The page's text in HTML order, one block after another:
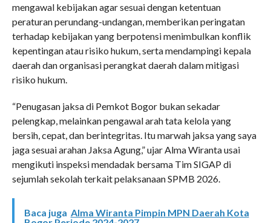
mengawal kebijakan agar sesuai dengan ketentuan
peraturan perundang-undangan, memberikan peringatan
terhadap kebijakan yang berpotensi menimbulkan konflik
kepentingan atau risiko hukum, serta mendampingi kepala
daerah dan organisasi perangkat daerah dalam mitigasi
risiko hukum.
“Penugasan jaksa di Pemkot Bogor bukan sekadar
pelengkap, melainkan pengawal arah tata kelola yang
bersih, cepat, dan berintegritas. Itu marwah jaksa yang saya
jaga sesuai arahan Jaksa Agung,” ujar Alma Wiranta usai
mengikuti inspeksi mendadak bersama Tim SIGAP di
sejumlah sekolah terkait pelaksanaan SPMB 2026.
Baca juga Alma Wiranta Pimpin MPN Daerah Kota